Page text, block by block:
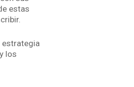
estas
estrategia
los